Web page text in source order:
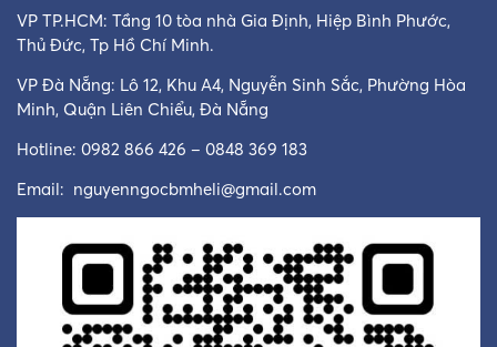
VP TP.HCM: Tầng 10 tòa nhà Gia Định, Hiệp Bình Phước,
Thủ Đức, Tp Hồ Chí Minh.
VP Đà Nẵng: Lô 12, Khu A4, Nguyễn Sinh Sắc, Phường Hòa
Minh, Quận Liên Chiểu, Đà Nẵng
Hotline: 0982 866 426 – 0848 369 183
Email: nguyenngocbmheli@gmail.com